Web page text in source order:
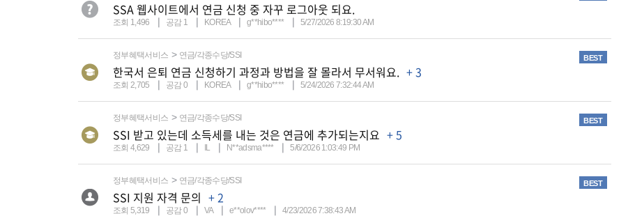
SSA 웹사이트에서 연금 신청 중 자꾸 로그아웃 되요.
조회 1,496 공감 1 KOREA g**hibo**** 5/27/2026 8:19:30 AM
정부혜택서비스 연금/각종수당/SSI BEST
한국서 은퇴 연금 신청하기 과정과 방법을 잘 몰라서 무서워요. + 3
조회 2,705 공감 0 KOREA g**hibo**** 5/24/2026 7:32:44 AM
정부혜택서비스 연금/각종수당/SSI BEST
SSI 받고 있는데 소득세를 내는 것은 연금에 추가되는지요 + 5
조회 4,629 공감 1 IL N**adsma**** 5/6/2026 1:03:49 PM
정부혜택서비스 연금/각종수당/SSI BEST
SSI 지원 자격 문의 + 2
조회 5,319 공감 0 VA e**olov**** 4/23/2026 7:38:43 AM